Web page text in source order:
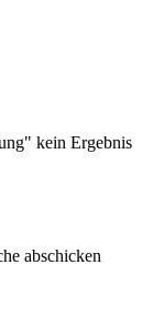
kein Ergebnis
abschicken